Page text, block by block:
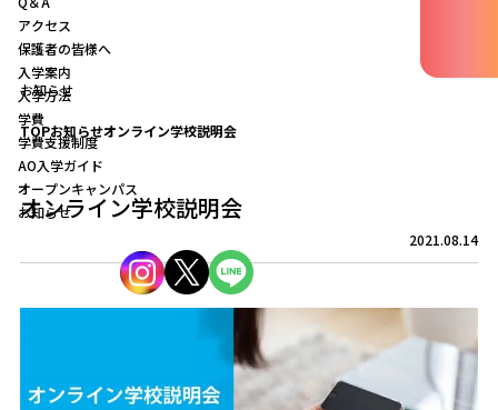
アクセス
保護者の皆様へ
入学案内
入学方法
学費
学費支援制度
AO入学ガイド
オープンキャンパス
お知らせ
お知らせ
TOPお知らせオンライン学校説明会
オンライン学校説明会
2021.08.14